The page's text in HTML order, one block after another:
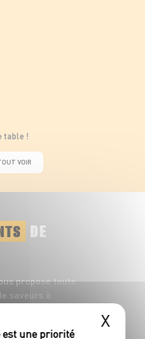
table !
VOIR
DE
propose toute
saveurs à
références
du quotidien !
X